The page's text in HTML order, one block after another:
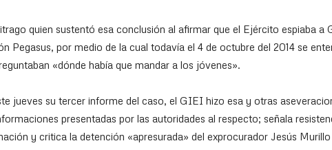
quien sustentó esa conclusión al afirmar que el Ejército espiaba a
Pegasus, por medio de la cual todavía el 4 de octubre del 2014 se
«dónde había que mandar a los jóvenes».
jueves su tercer informe del caso, el GIEI hizo esa y otras
presentadas por las autoridades al respecto; señala
y critica la detención «apresurada» del exprocurador Jesús